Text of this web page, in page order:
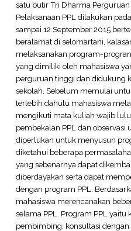
satu butir Tri Dharma
Pelaksanaan PPL dilakukan
sampai 12 September 2015
beralamat di selomartani,
melaksanakan program-
yang dimiliki oleh mahasiswa
perguruan tinggi dan didukung
sekolah. Sebelum memulai
terlebih dahulu mahasiswa
mengikuti mata kuliah wajib
pembekalan PPL dan
diperlukan untuk menyusun
diketahui beberapa
yang sebenarnya dapat
diberdayakan serta dapat
dengan program PPL.
mahasiswa merencanakan
selama PPL. Program PPL yaitu
pembimbing, konsultasi dengan